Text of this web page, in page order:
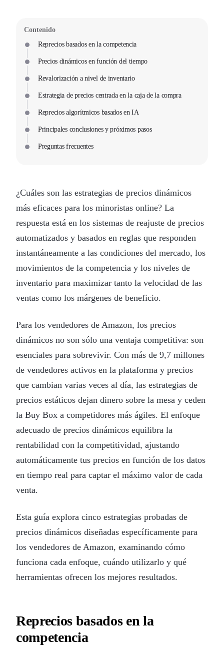
Contenido
Reprecios basados en la competencia
Precios dinámicos en función del tiempo
Revalorización a nivel de inventario
Estrategia de precios centrada en la caja de la compra
Reprecios algorítmicos basados en IA
Principales conclusiones y próximos pasos
Preguntas frecuentes
¿Cuáles son las estrategias de precios dinámicos
más eficaces para los minoristas online? La
respuesta está en los sistemas de reajuste de precios
automatizados y basados en reglas que responden
instantáneamente a las condiciones del mercado, los
movimientos de la competencia y los niveles de
inventario para maximizar tanto la velocidad de las
ventas como los márgenes de beneficio.
Para los vendedores de Amazon, los precios
dinámicos no son sólo una ventaja competitiva: son
esenciales para sobrevivir. Con más de 9,7 millones
de vendedores activos en la plataforma y precios
que cambian varias veces al día, las estrategias de
precios estáticos dejan dinero sobre la mesa y ceden
la Buy Box a competidores más ágiles. El enfoque
adecuado de precios dinámicos equilibra la
rentabilidad con la competitividad, ajustando
automáticamente tus precios en función de los datos
en tiempo real para captar el máximo valor de cada
venta.
Esta guía explora cinco estrategias probadas de
precios dinámicos diseñadas específicamente para
los vendedores de Amazon, examinando cómo
funciona cada enfoque, cuándo utilizarlo y qué
herramientas ofrecen los mejores resultados.
Reprecios basados en la
competencia